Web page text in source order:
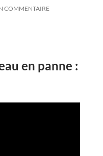
COMMENTAIRE
en panne :